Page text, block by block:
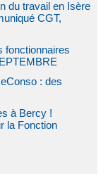
du travail en Isère
CGT,
fonctionnaires
: des
à Bercy !
la Fonction